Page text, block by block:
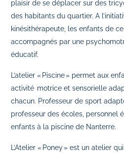
plaisir de se déplacer sur des
des habitants du quartier. A
kinésithérapeute, les enfants de
accompagnés par une
éducatif.
L’atelier « Piscine » permet aux
activité motrice et sensorielle
chacun. Professeur de sport
professeur des écoles, personnel
enfants à la piscine de Nanterre.
L’Atelier « Poney » est un atelier